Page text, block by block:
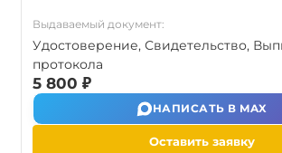
Выдаваемый документ:
Удостоверение, Свидетельство,
протокола
5 800 ₽
НАПИСАТЬ В MAX
Оставить заявку